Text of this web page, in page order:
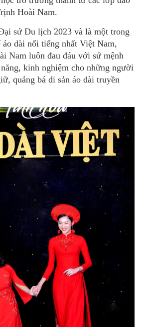
Hoài Nam.
sứ Du lịch 2023 và là một trong
dài nổi tiếng nhất Việt Nam,
Nam luôn đau đáu với sứ mệnh
kinh nghiệm cho những người
quảng bá di sản áo dài truyền